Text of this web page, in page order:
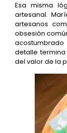
Esa misma
artesanal.
artesanos
obsesión
detalle
del valor de la